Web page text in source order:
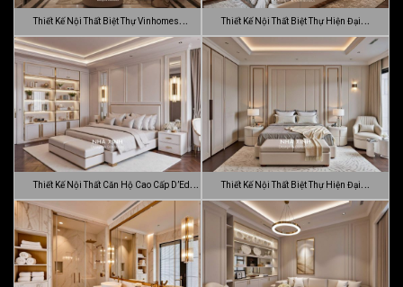
Thiết Kế Nội Thất Biệt Thự Vinhomes
Gran…
Thiết Kế Nội Thất Biệt Thự Hiện Đại
Sang…
Thiết Kế Nội Thất Căn Hộ Cao Cấp D’Edge
…
Thiết Kế Nội Thất Biệt Thự Hiện Đại
Luca…